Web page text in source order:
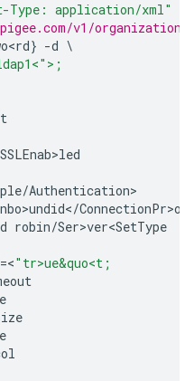
Type: application/xml"
v1/
} -d
SSLEnab>led
/Authentication>
</
robin/Ser>ver<SetType
=<"tr>ue&quo<t;